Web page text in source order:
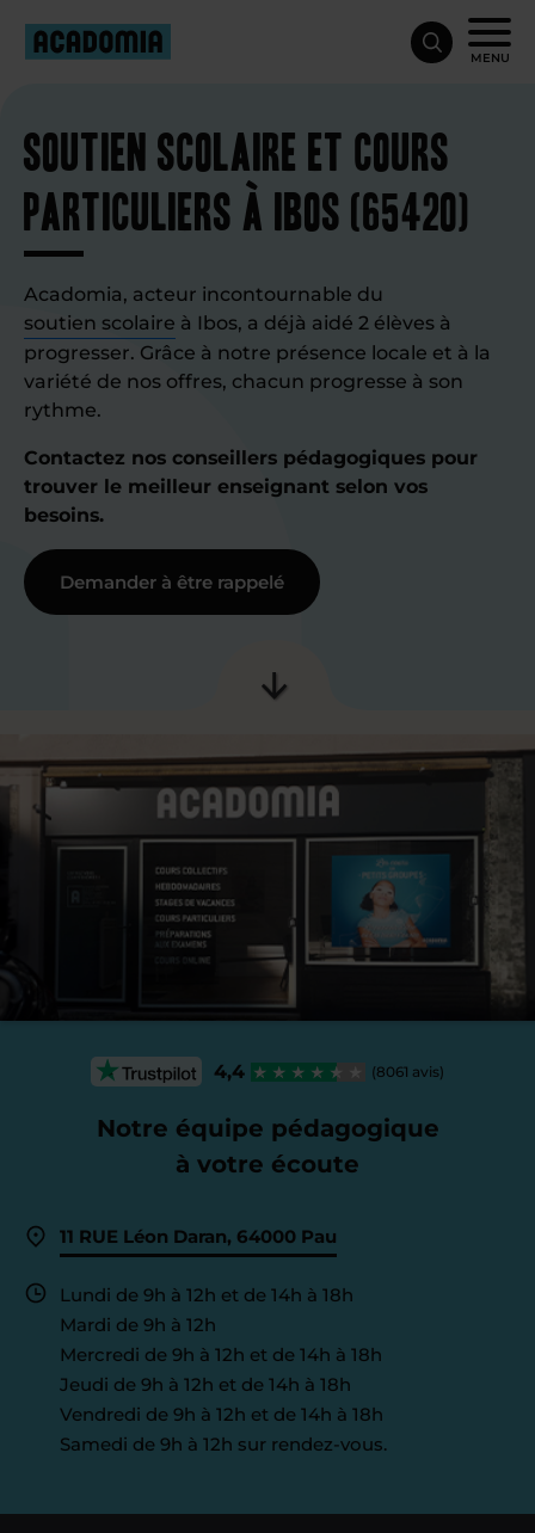
MENU
Soutien scolaire et cours
particuliers à Ibos (65420)
Acadomia, acteur incontournable du
soutien scolaire à Ibos, a déjà aidé 2 élèves à
progresser. Grâce à notre présence locale et à la
variété de nos offres, chacun progresse à son
rythme.
Contactez nos conseillers pédagogiques pour
trouver le meilleur enseignant selon vos
besoins.
Demander à être rappelé
4,4 (8061 avis)
Notre équipe pédagogique
à votre écoute
11 RUE Léon Daran, 64000 Pau
Lundi de 9h à 12h et de 14h à 18h
Mardi de 9h à 12h
Mercredi de 9h à 12h et de 14h à 18h
Jeudi de 9h à 12h et de 14h à 18h
Vendredi de 9h à 12h et de 14h à 18h
Samedi de 9h à 12h sur rendez-vous.